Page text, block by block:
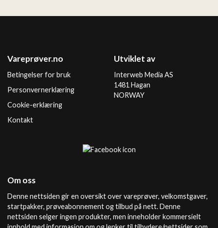
Vareprøver.no
Betingelser for bruk
Personvernerklæring
Cookie-erklæring
Kontakt
Utviklet av
Interweb Media AS
1481 Hagan
NORWAY
Om oss
Denne nettsiden gir en oversikt over vareprøver, velkomstgaver,
startpakker, prøveabonnement og tilbud på nett. Denne
nettsiden selger ingen produkter, men inneholder kommersielt